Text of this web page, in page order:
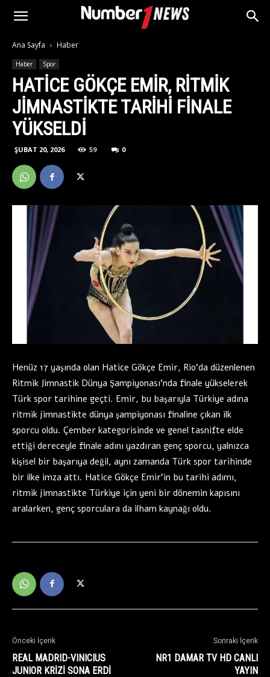
Ana Sayfa Haber
Haber Spor
HATICE GÖKÇE EMIR, RITMIK
JIMNASTIKTE TARIHI FINALE
YÜKSELDI
ŞUBAT 20, 2026 59 0
Henüz 17 yaşında olan Hatice Gökçe Emir, Rio’da düzenlenen
Ritmik Jimnastik Dünya Şampiyonası’nda finale yükselerek
Türk spor tarihine geçti. Emir, bu başarıyla Türkiye adına
ritmik jimnastikte dünya şampiyonası finaline çıkan ilk
sporcu oldu. Çember kategorisinde ve genel tasnifte elde
ettiği dereceyle finale adını yazdıran genç sporcu, yalnızca
kişisel bir başarıya değil, aynı zamanda Türk spor tarihinde
bir ilke imza attı. Hatice Gökçe Emir’in bu tarihi adımı,
ritmik jimnastikte Türkiye için yeni bir dönemin kapısını
aralarken, genç sporculara da ilham kaynağı oldu.
Önceki İçerik
REAL MADRID-VINICIUS
JUNIOR KRİZİ SONA ERDİ
Sonraki İçerik
NR1 DAMAR TV HD CANLI
YAYIN